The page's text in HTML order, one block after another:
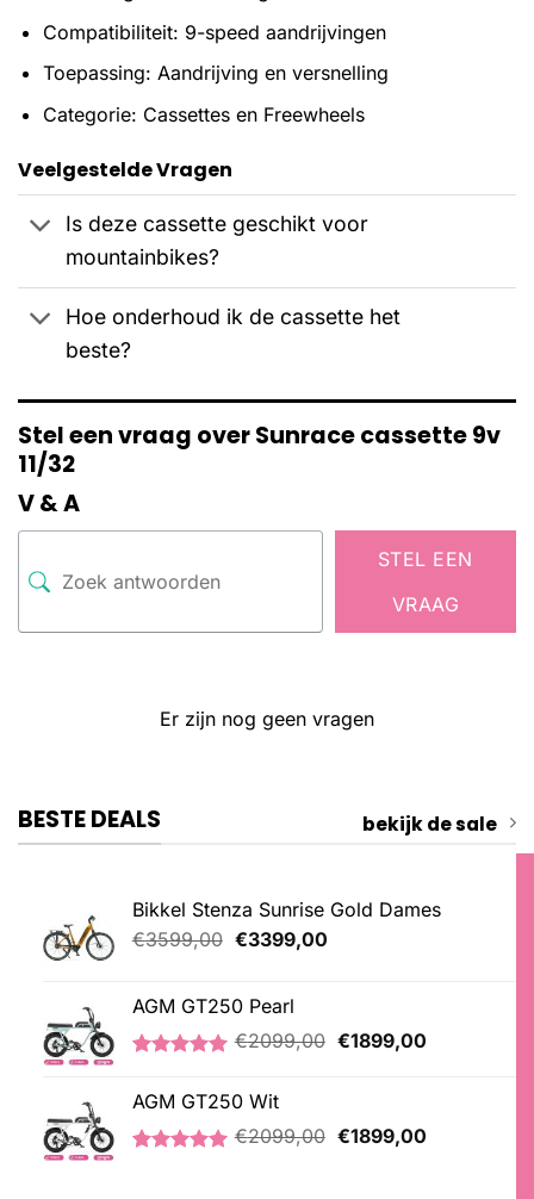
Compatibiliteit: 9-speed aandrijvingen
Toepassing: Aandrijving en versnelling
Categorie: Cassettes en Freewheels
Veelgestelde Vragen
Is deze cassette geschikt voor
mountainbikes?
Hoe onderhoud ik de cassette het
beste?
Stel een vraag over Sunrace cassette 9v
11/32
V & A
STEL EEN
VRAAG
Er zijn nog geen vragen
BESTE DEALS bekijk de sale
Bikkel Stenza Sunrise Gold Dames
€3599,00 Oorspronkelijke
€3599,00.
€3399,00Huidige
AGM GT250 Pearl
5.00 op 5
gebaseerd
op
klantbeoordelingen
€2099,00 Oorspronkelijke
€1899,00Huidige
AGM GT250 Wit
€2099,00 Oorspronkelijke
€1899,00Huidige